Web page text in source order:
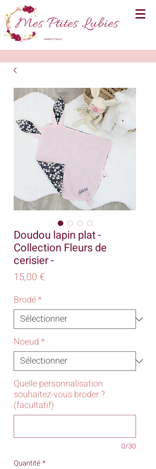
Made in France
Doudou lapin plat -
Collection Fleurs de
cerisier -
15,00 €
Brodé*
Noeud*
Quelle personnalisation
souhaitez-vous broder ?
(facultatif)
0/30
Quantité*